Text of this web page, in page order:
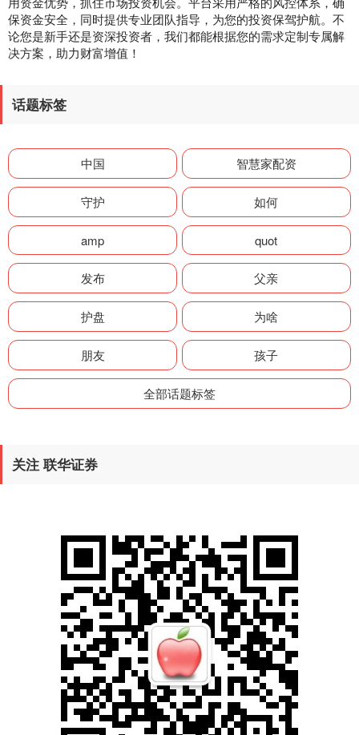
保资金安全，同时提供专业团队指导，为您的投资保驾护航。不
论您是新手还是资深投资者，我们都能根据您的需求定制专属解
决方案，助力财富增值！
话题标签
中国 智慧家配资
守护 如何
amp quot
发布 父亲
护盘 为啥
朋友 孩子
全部话题标签
关注 联华证券